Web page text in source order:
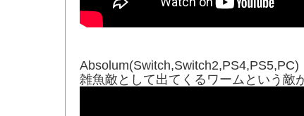
Absolum(Switch,Switch2,PS4,PS5,PC)
雑魚敵として出てくるワームという敵